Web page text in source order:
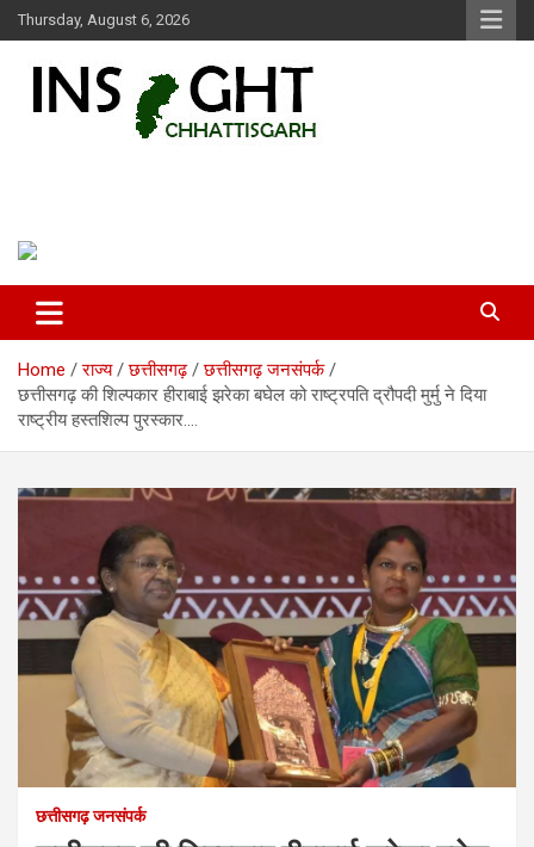
Skip
to
Thursday, August 6, 2026
Home राज्य छत्तीसगढ़
छत्तीसगढ़ जनसंपर्क
छत्तीसगढ़ की शिल्पकार हीराबाई झरेका बघेल को राष्ट्रपति द्रौपदी मुर्मु ने दिया
राष्ट्रीय हस्तशिल्प पुरस्कार….
छत्तीसगढ़ जनसंपर्क